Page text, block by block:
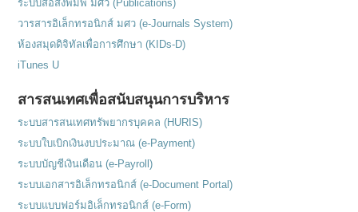
ระบบสื่อสิ่งพิมพ์ มศว (Publications)
วารสารอิเล็กทรอนิกส์ มศว (e-Journals System)
ห้องสมุดดิจิทัลเพื่อการศึกษา (KIDs-D)
iTunes U
สารสนเทศเพื่อสนับสนุนการบริหาร
ระบบสารสนเทศทรัพยากรบุคคล (HURIS)
ระบบใบเบิกเงินงบประมาณ (e-Payment)
ระบบบัญชีเงินเดือน (e-Payroll)
ระบบเอกสารอิเล็กทรอนิกส์ (e-Document Portal)
ระบบแบบฟอร์มอิเล็กทรอนิกส์ (e-Form)